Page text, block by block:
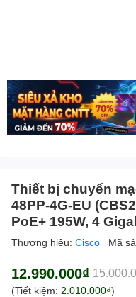
Thiết bị chuyển
48PP-4G-EU
PoE+ 195W, 4
Thương hiệu: Cisco Mã
12.990.000₫
(Tiết kiệm: 2.010.000₫)